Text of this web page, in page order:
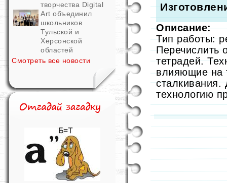
творчества Digital
Art объединил
школьников
Тульской и
Херсонской
областей
Смотреть все новости
Описание:
Тип работы:
Перечислить
тетрадей.
влияющие на
сталкивания.
технологию